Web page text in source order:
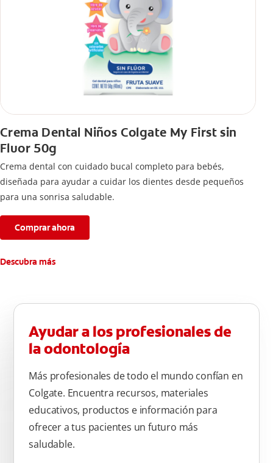
Crema Dental Niños Colgate My First sin
Fluor 50g
Crema dental con cuidado bucal completo para bebés,
diseñada para ayudar a cuidar los dientes desde pequeños
para una sonrisa saludable.
Comprar ahora
Descubra más
Ayudar a los profesionales de
la odontología
Más profesionales de todo el mundo confían en
Colgate. Encuentra recursos, materiales
educativos, productos e información para
ofrecer a tus pacientes un futuro más
saludable.